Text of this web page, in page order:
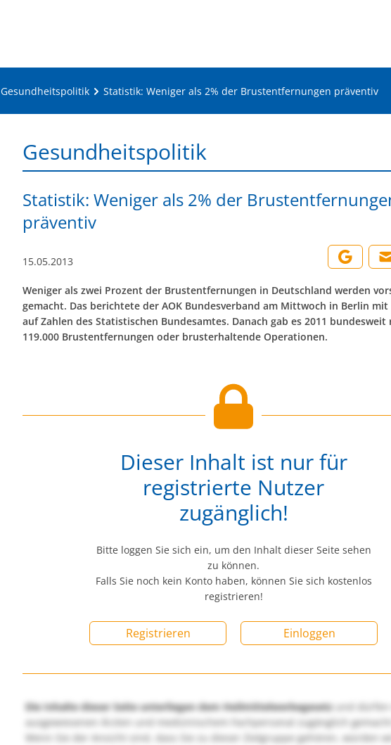
Gesundheitspolitik Statistik: Weniger als 2% der Brustentfernungen präventiv
Gesundheitspolitik
Statistik: Weniger als 2% der
präventiv
15.05.2013
Weniger als zwei Prozent der Brustentfernungen in Deutschland werden
gemacht. Das berichtete der AOK Bundesverband am Mittwoch in Berlin mit
auf Zahlen des Statistischen Bundesamtes. Danach gab es 2011 bundesweit
119.000 Brustentfernungen oder brusterhaltende Operationen.
Dieser Inhalt ist nur für
registrierte Nutzer
zugänglich!
Bitte loggen Sie sich ein, um den Inhalt dieser Seite sehen
zu können.
Falls Sie noch kein Konto haben, können Sie sich kostenlos
registrieren!
Registrieren Einloggen
Die Inhalte dieser Seite unterliegen dem Heilmittelwerbegesetzund
ausgewiesenen Ärzten und medizinischem Fachpersonal zugänglich
Wenn Sie der Ansicht sind, dass Sie zu dieser Zielgruppe gehören, würden